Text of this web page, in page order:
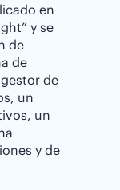
en
y se
de
de
de
un
un
y de